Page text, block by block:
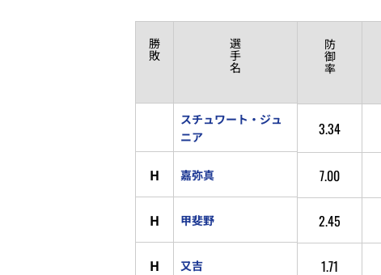
勝
敗
選
手
名
防
御
率
スチュワート・ジュ
ニア
3.34
H 嘉弥真 7.00
H 甲斐野 2.45
H 又吉 1.71